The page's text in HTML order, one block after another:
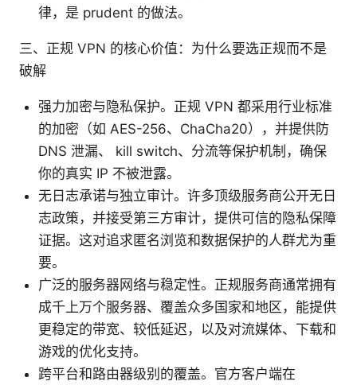
律，是 prudent 的做法。
三、正规 VPN 的核心价值：为什么要选正规而不是
破解
强力加密与隐私保护。正规 VPN 都采用行业标准
的加密（如 AES-256、ChaCha20），并提供防
DNS 泄漏、 kill switch、分流等保护机制，确保
你的真实 IP 不被泄露。
无日志承诺与独立审计。许多顶级服务商公开无日
志政策，并接受第三方审计，提供可信的隐私保障
证据。这对追求匿名浏览和数据保护的人群尤为重
要。
广泛的服务器网络与稳定性。正规服务商通常拥有
成千上万个服务器、覆盖众多国家和地区，能提供
更稳定的带宽、较低延迟，以及对流媒体、下载和
游戏的优化支持。
跨平台和路由器级别的覆盖。官方客户端在